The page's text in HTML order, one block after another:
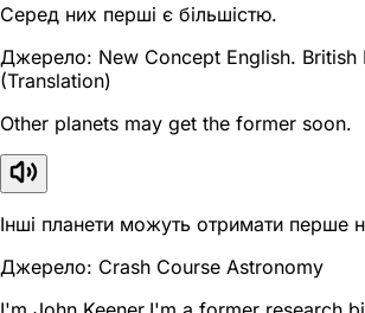
Серед них перші є більшістю.
Джерело: New Concept English. British
(Translation)
Other planets may get the former soon.
Інші планети можуть отримати перше
Джерело: Crash Course Astronomy